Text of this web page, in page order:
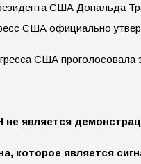
США Дональда
США официально
США
не является
которое является